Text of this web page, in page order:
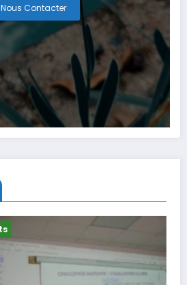
Nous Contacter